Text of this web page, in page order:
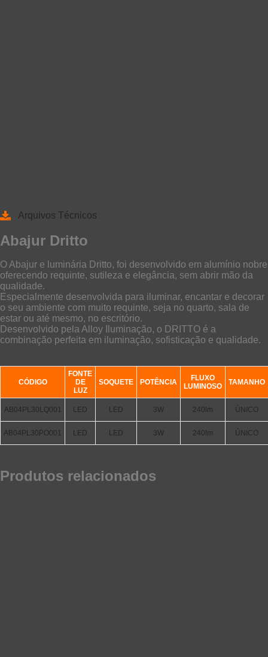
Arquivos Técnicos
Abajur Dritto
O Abajur e luminária Dritto, foi desenvolvido em alumínio nobre
oferecendo requinte, sutileza e elegância, sem abrir mão da
qualidade.
Especialmente desenvolvida para iluminar, encantar e decorar
o seu ambiente com muito requinte, seja no quarto, sala de
estar ou até mesmo, no escritório.
Desenvolvido pela Alloy Iluminação, o DRITTO é a
combinação perfeita em iluminação, sofisticação e qualidade.
CÓDIGO
FONTE
DE
LUZ
SOQUETE POTÊNCIA
FLUXO
LUMINOSO
TAMANHO
AB04PL30LQ001 LED LED 3W 240lm ÚNICO
AB04PL30PO001 LED LED 3W 240lm ÚNICO
Produtos relacionados